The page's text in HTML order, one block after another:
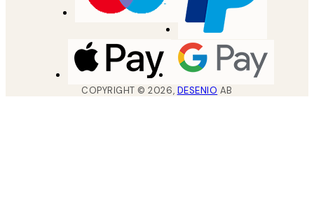
COPYRIGHT ©2026, DESENIO AB